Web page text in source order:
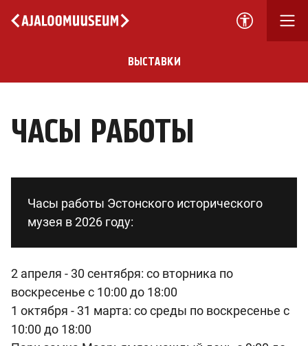
ВЫСТАВКИ
ЧАСЫ РАБОТЫ
Часы работы Эстонского исторического
музея в 2026 году:
2 апреля - 30 сентября: со вторникa по
воскресенье с 10:00 до 18:00
1 октября - 31 марта: со среды по воскресенье с
10:00 до 18:00